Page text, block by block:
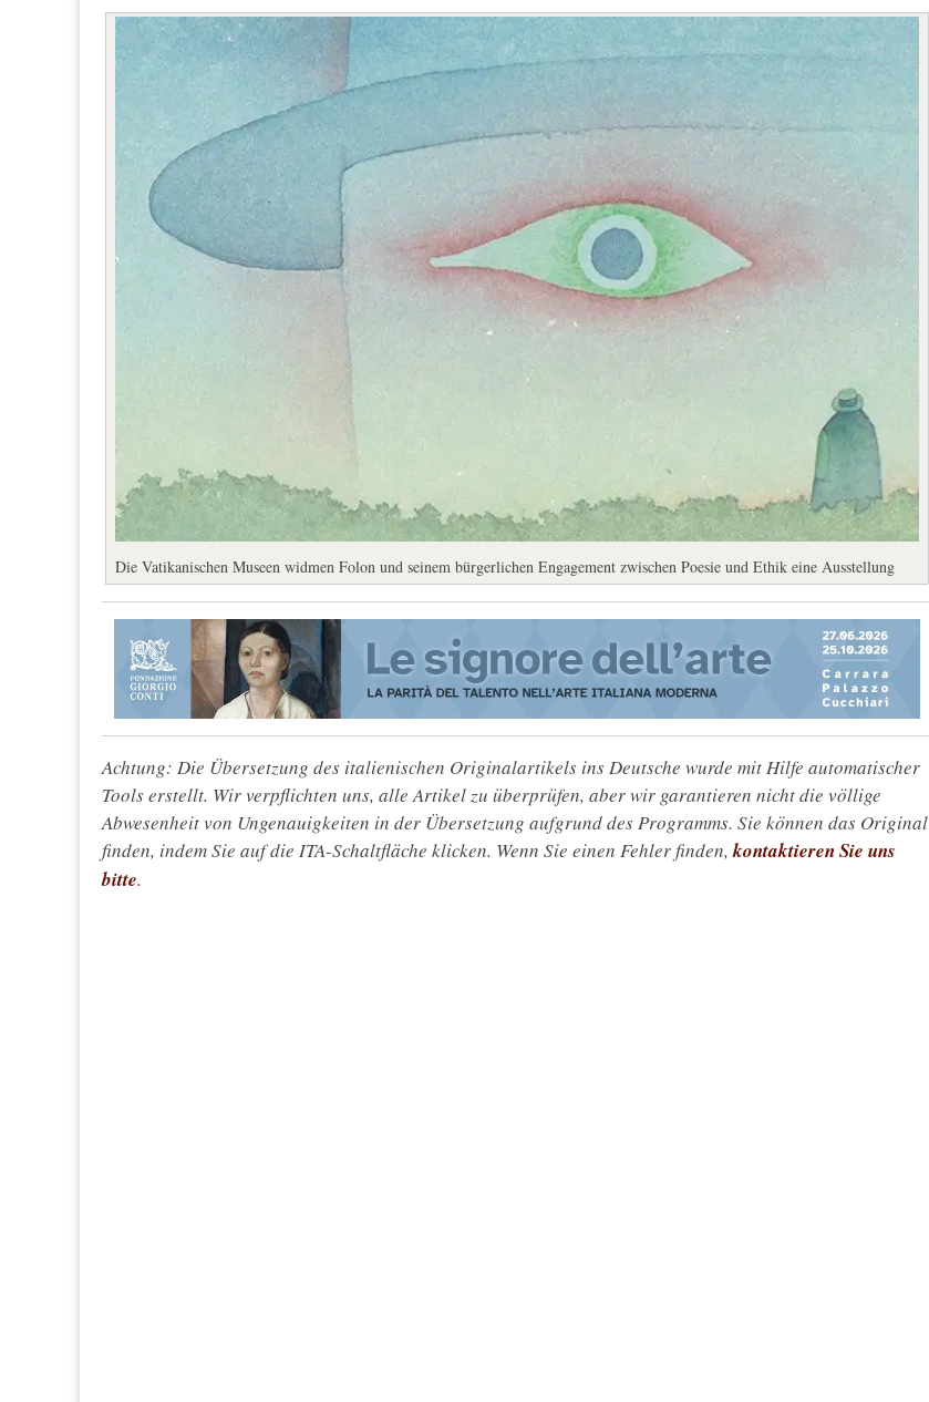
Die Vatikanischen Museen widmen Folon und seinem bürgerlichen Engagement zwischen Poesie und Ethik eine Ausstellung
Achtung: Die Übersetzung des italienischen Originalartikels ins Deutsche wurde mit Hilfe automatischer
Tools erstellt. Wir verpflichten uns, alle Artikel zu überprüfen, aber wir garantieren nicht die völlige
Abwesenheit von Ungenauigkeiten in der Übersetzung aufgrund des Programms. Sie können das Original
finden, indem Sie auf die ITA-Schaltfläche klicken. Wenn Sie einen Fehler finden,kontaktieren Sie uns
bitte.